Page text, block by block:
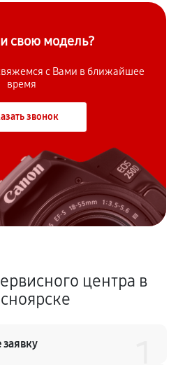
свою модель?
с Вами в ближайшее
время
звонок
центра в
заявку